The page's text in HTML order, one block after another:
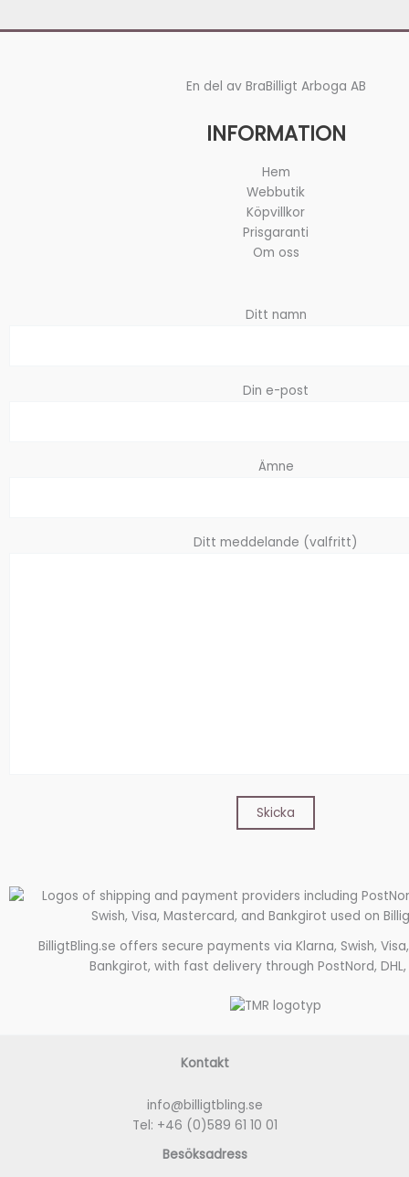
En del av BraBilligt Arboga AB
INFORMATION
Hem
Webbutik
Köpvillkor
Prisgaranti
Om oss
Ditt namn
Din e-post
Ämne
Ditt meddelande (valfritt)
BilligtBling.se offers secure payments via Klarna, Swish,
Bankgirot, with fast delivery through PostNord, DHL,
Kontakt
info@billigtbling.se
Tel: +46 (0)589 61 10 01
Besöksadress